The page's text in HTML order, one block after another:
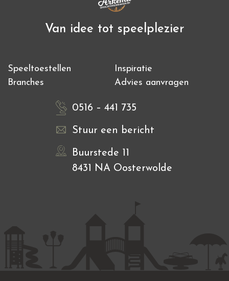
Van idee tot speelplezier
Speeltoestellen
Inspiratie
Branches
Advies aanvragen
0516 – 441 735
Stuur een bericht
Buurstede 11
8431 NA Oosterwolde